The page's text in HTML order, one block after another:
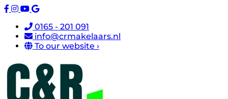
0165 - 201 091
info@crmakelaars.nl
To our website ›